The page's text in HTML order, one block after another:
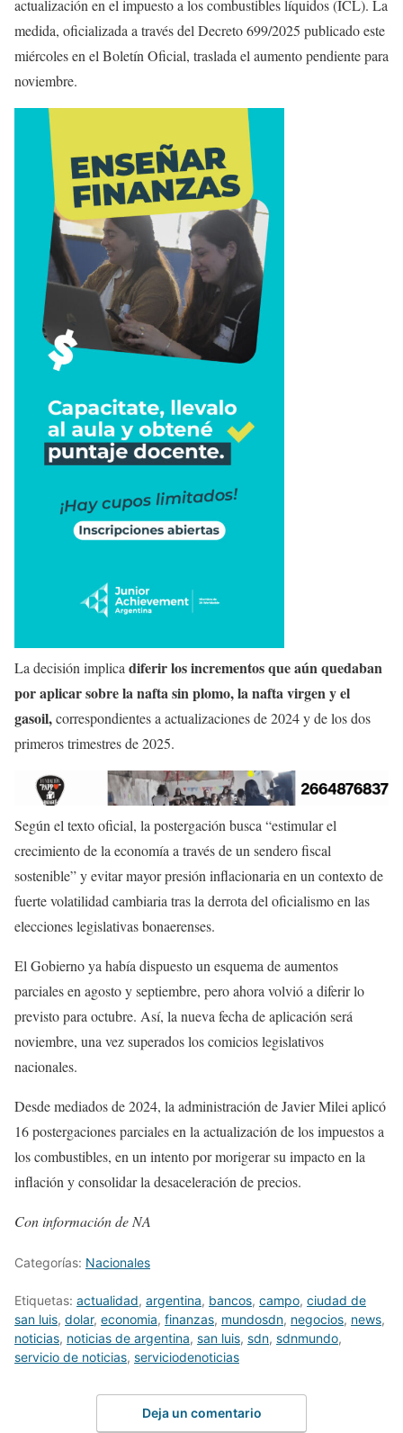
actualización en el impuesto a los combustibles líquidos (ICL). La
medida, oficializada a través del Decreto 699/2025 publicado este
miércoles en el Boletín Oficial, traslada el aumento pendiente para
noviembre.
La decisión implica diferir los incrementos que aún quedaban
por aplicar sobre la nafta sin plomo, la nafta virgen y el
gasoil,correspondientes a actualizaciones de 2024 y de los dos
primeros trimestres de 2025.
Según el texto oficial, la postergación busca “estimular el
crecimiento de la economía a través de un sendero fiscal
sostenible” y evitar mayor presión inflacionaria en un contexto de
fuerte volatilidad cambiaria tras la derrota del oficialismo en las
elecciones legislativas bonaerenses.
El Gobierno ya había dispuesto un esquema de aumentos
parciales en agosto y septiembre, pero ahora volvió a diferir lo
previsto para octubre. Así, la nueva fecha de aplicación será
noviembre, una vez superados los comicios legislativos
nacionales.
Desde mediados de 2024, la administración de Javier Milei aplicó
16 postergaciones parciales en la actualización de los impuestos a
los combustibles, en un intento por morigerar su impacto en la
inflación y consolidar la desaceleración de precios.
Con información de NA
Categorías: Nacionales
Etiquetas: actualidad, argentina, bancos, campo, ciudad de
san luis, dolar, economia, finanzas, mundosdn, negocios, news,
noticias, noticias de argentina, san luis, sdn, sdnmundo,
servicio de noticias, serviciodenoticias
Deja un comentario